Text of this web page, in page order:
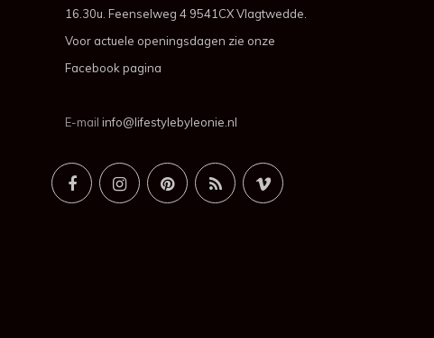
16.30u. Feenselweg 4 9541CX Vlagtwedde.
Voor actuele openingsdagen zie onze
Facebook pagina
E-mail info@lifestylebyleonie.nl